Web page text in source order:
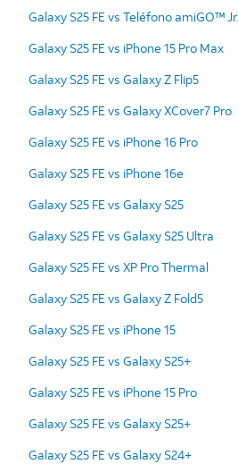
Galaxy S25 FE vs Teléfono amiGO™ Jr.
Galaxy S25 FE vs iPhone 15 Pro Max
Galaxy S25 FE vs Galaxy Z Flip5
Galaxy S25 FE vs Galaxy XCover7 Pro
Galaxy S25 FE vs iPhone 16 Pro
Galaxy S25 FE vs iPhone 16e
Galaxy S25 FE vs Galaxy S25
Galaxy S25 FE vs Galaxy S25 Ultra
Galaxy S25 FE vs XP Pro Thermal
Galaxy S25 FE vs Galaxy Z Fold5
Galaxy S25 FE vs iPhone 15
Galaxy S25 FE vs Galaxy S25+
Galaxy S25 FE vs iPhone 15 Pro
Galaxy S25 FE vs Galaxy S25+
Galaxy S25 FE vs Galaxy S24+